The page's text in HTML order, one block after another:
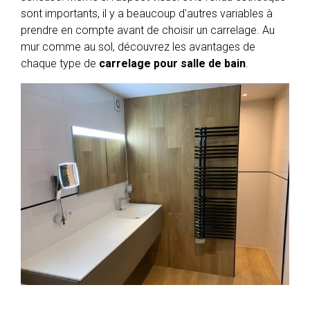
sont importants, il y a beaucoup d'autres variables à
prendre en compte avant de choisir un carrelage. Au
mur comme au sol, découvrez les avantages de
chaque type de carrelage pour salle de bain.